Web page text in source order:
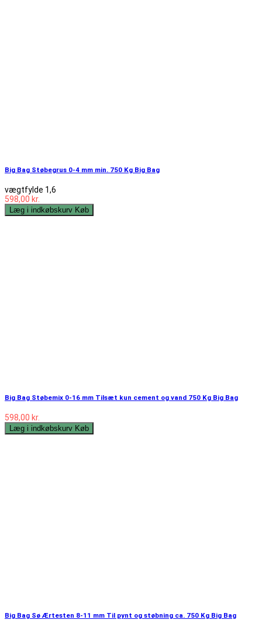
Big Bag Støbegrus 0-4 mm min. 750 Kg Big Bag
vægtfylde 1,6
598,00 kr.
Læg i indkøbskurv Køb
Big Bag Støbemix 0-16 mm Tilsæt kun cement og vand 750 Kg Big Bag
598,00 kr.
Læg i indkøbskurv Køb
Big Bag Sø Ærtesten 8-11 mm Til pynt og støbning ca. 750 Kg Big Bag